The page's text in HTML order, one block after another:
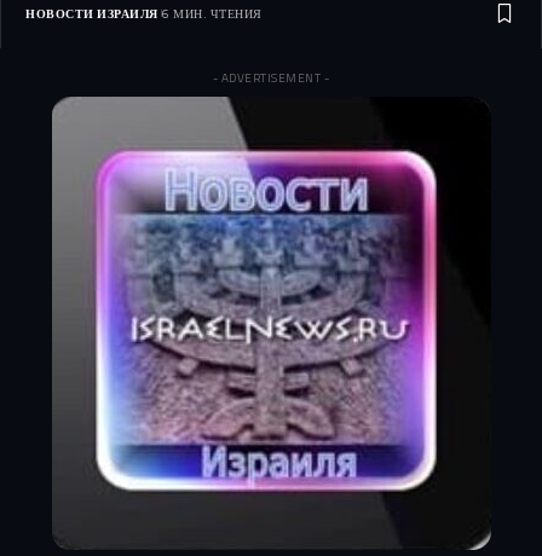
НОВОСТИ ИЗРАИЛЯ 6 МИН. ЧТЕНИЯ
- ADVERTISEMENT -